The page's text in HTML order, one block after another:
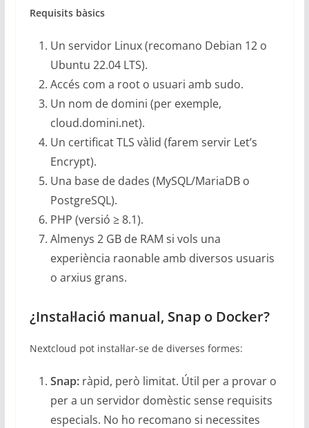
Requisits bàsics
Un servidor Linux (recomano Debian 12 o
Ubuntu 22.04 LTS).
Accés com a root o usuari amb sudo.
Un nom de domini (per exemple,
cloud.domini.net).
Un certificat TLS vàlid (farem servir Let’s
Encrypt).
Una base de dades (MySQL/MariaDB o
PostgreSQL).
PHP (versió ≥ 8.1).
Almenys 2 GB de RAM si vols una
experiència raonable amb diversos usuaris
o arxius grans.
¿Instal·lació manual, Snap o Docker?
Nextcloud pot instal·lar-se de diverses formes:
Snap:ràpid, però limitat. Útil per a provar o
per a un servidor domèstic sense requisits
especials. No ho recomano si necessites